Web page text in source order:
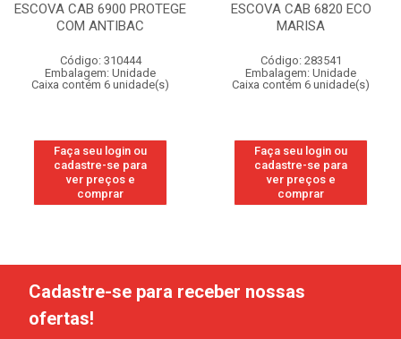
ESCOVA CAB 6900 PROTEGE
COM ANTIBAC
Código: 310444
Embalagem: Unidade
Caixa contém 6 unidade(s)
Faça seu login ou
cadastre-se para
ver preços e
comprar
ESCOVA CAB 6820 ECO
MARISA
Código: 283541
Embalagem: Unidade
Caixa contém 6 unidade(s)
Faça seu login ou
cadastre-se para
ver preços e
comprar
Cadastre-se para receber nossas
ofertas!